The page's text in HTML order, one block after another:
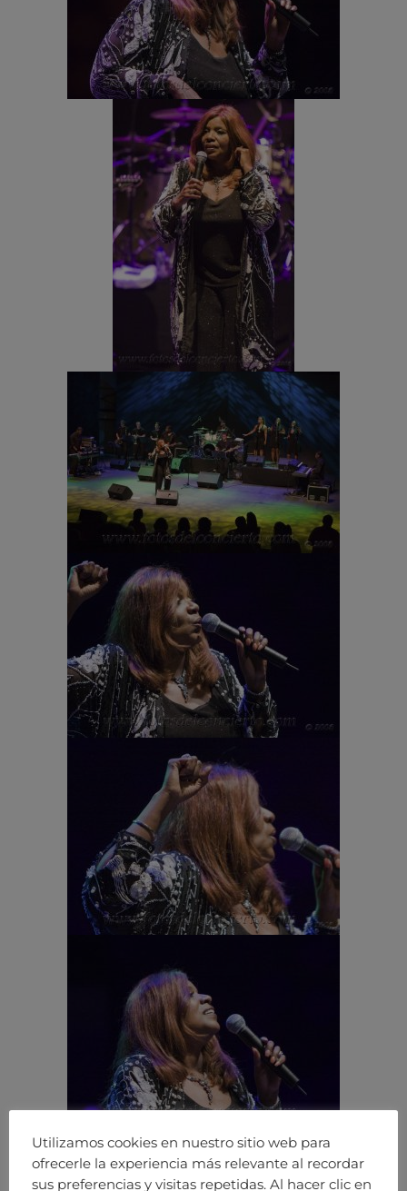
Utilizamos cookies en nuestro sitio web para
ofrecerle la experiencia más relevante al recordar
sus preferencias y visitas repetidas. Al hacer clic en